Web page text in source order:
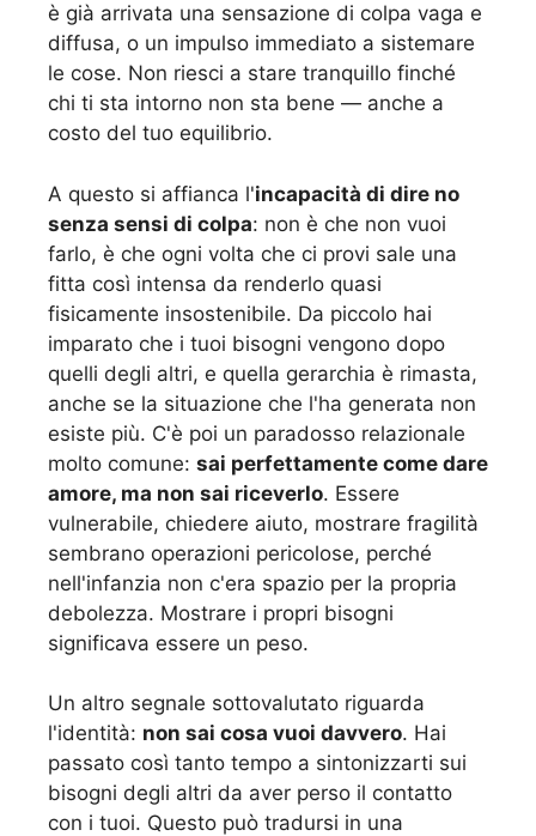
è già arrivata una sensazione di colpa vaga e
diffusa, o un impulso immediato a sistemare
le cose. Non riesci a stare tranquillo finché
chi ti sta intorno non sta bene — anche a
costo del tuo equilibrio.
A questo si affianca l'incapacità di dire no
senza sensi di colpa: non è che non vuoi
farlo, è che ogni volta che ci provi sale una
fitta così intensa da renderlo quasi
fisicamente insostenibile. Da piccolo hai
imparato che i tuoi bisogni vengono dopo
quelli degli altri, e quella gerarchia è rimasta,
anche se la situazione che l'ha generata non
esiste più. C'è poi un paradosso relazionale
molto comune: sai perfettamente come dare
amore, ma non sai riceverlo. Essere
vulnerabile, chiedere aiuto, mostrare fragilità
sembrano operazioni pericolose, perché
nell'infanzia non c'era spazio per la propria
debolezza. Mostrare i propri bisogni
significava essere un peso.
Un altro segnale sottovalutato riguarda
l'identità: non sai cosa vuoi davvero. Hai
passato così tanto tempo a sintonizzarti sui
bisogni degli altri da aver perso il contatto
con i tuoi. Questo può tradursi in una